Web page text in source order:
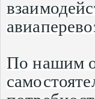
По нашим